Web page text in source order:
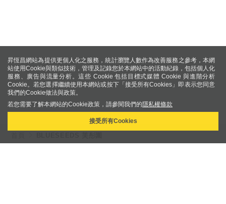
昇恆昌網站為提供更個人化之服務，統計瀏覽人數作為改善服務之參考，本網
站使用Cookie與類似技術，管理及記錄您於本網站中的活動紀錄，包括個人化
服務、廣告與流量分析。這些 Cookie 包括目標式媒體 Cookie 與進階分析
Cookie。若您選擇繼續使用本網站或按下「接受所有Cookies」即表示您同意
我們的Cookie做法與政策。
若您需要了解本網站的Cookie政策，請參閱我們的隱私權條款
接受所有Cookies